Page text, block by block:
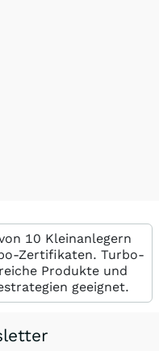
10 Kleinanlegern
Zertifikaten. Turbo-
Produkte und
geeignet.